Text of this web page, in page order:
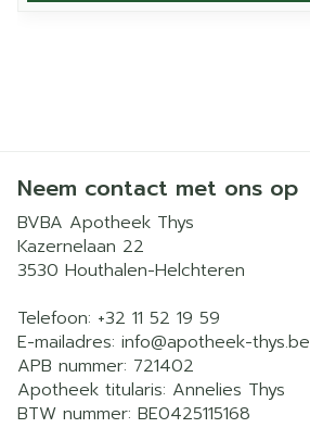
Neem contact met ons op
BVBA Apotheek Thys
Kazernelaan 22
3530 Houthalen-Helchteren
Telefoon: +32 11 52 19 59
E-mailadres: info@apotheek-thys.be
APB nummer: 721402
Apotheek titularis: Annelies Thys
BTW nummer: BE0425115168